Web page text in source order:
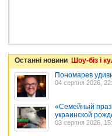
Останні новини Шоу-біз і
Пономарев
04 серпня 2026,
«Семейный
украинской
03 серпня 2026,